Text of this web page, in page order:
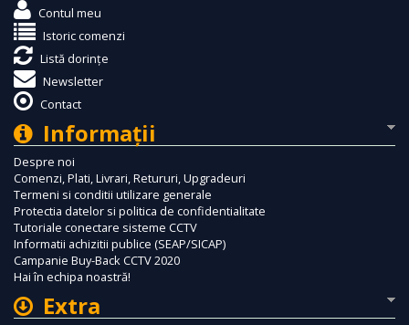
Contul meu
Istoric comenzi
Listă dorințe
Newsletter
Contact
Informaţii
Despre noi
Comenzi, Plati, Livrari, Retururi, Upgradeuri
Termeni si conditii utilizare generale
Protectia datelor si politica de confidentialitate
Tutoriale conectare sisteme CCTV
Informatii achizitii publice (SEAP/SICAP)
Campanie Buy-Back CCTV 2020
Hai în echipa noastră!
Extra